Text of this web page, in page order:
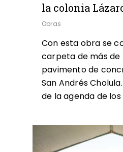
la colonia
Obras
Con esta obra se
carpeta de más
pavimento de
San Andrés
de la agenda de los
0